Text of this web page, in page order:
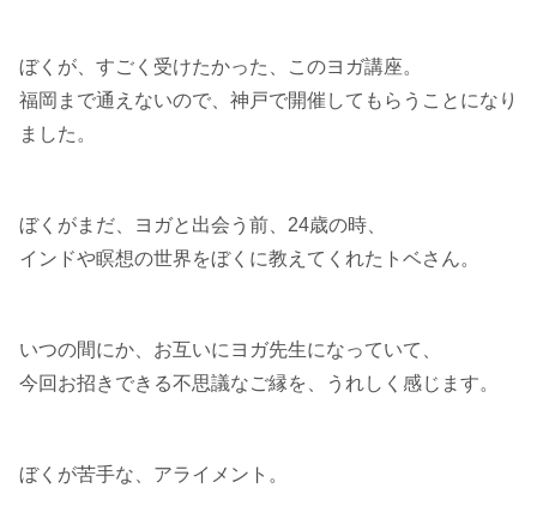
ぼくが、すごく受けたかった、このヨガ講座。
福岡まで通えないので、神戸で開催してもらうことになり
ました。
ぼくがまだ、ヨガと出会う前、24歳の時、
インドや瞑想の世界をぼくに教えてくれたトベさん。
いつの間にか、お互いにヨガ先生になっていて、
今回お招きできる不思議なご縁を、うれしく感じます。
ぼくが苦手な、アライメント。